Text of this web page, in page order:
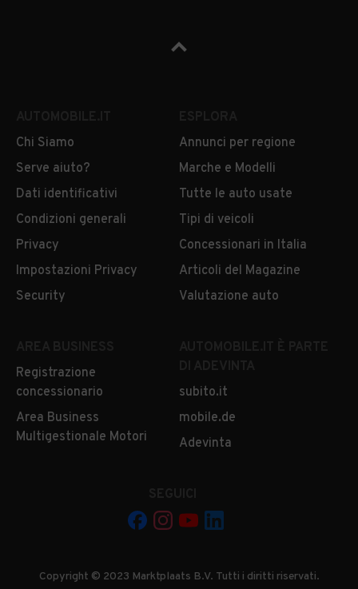
Chi Siamo
Serve aiuto?
Dati identificativi
Condizioni generali
Privacy
Impostazioni Privacy
Security
Annunci per regione
Marche e Modelli
Tutte le auto usate
Tipi di veicoli
Concessionari in Italia
Articoli del Magazine
Valutazione auto
Registrazione
concessionario
Area Business
Multigestionale Motori
subito.it
mobile.de
Adevinta
Copyright © 2023 Marktplaats B.V. Tutti i diritti riservati.